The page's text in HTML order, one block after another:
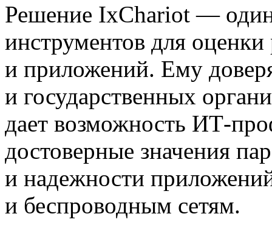
Решение IxChariot —
инструментов для
и приложений. Ему
и государственных
дает возможность ИТ-
достоверные значения
и надежности
и беспроводным сетям.